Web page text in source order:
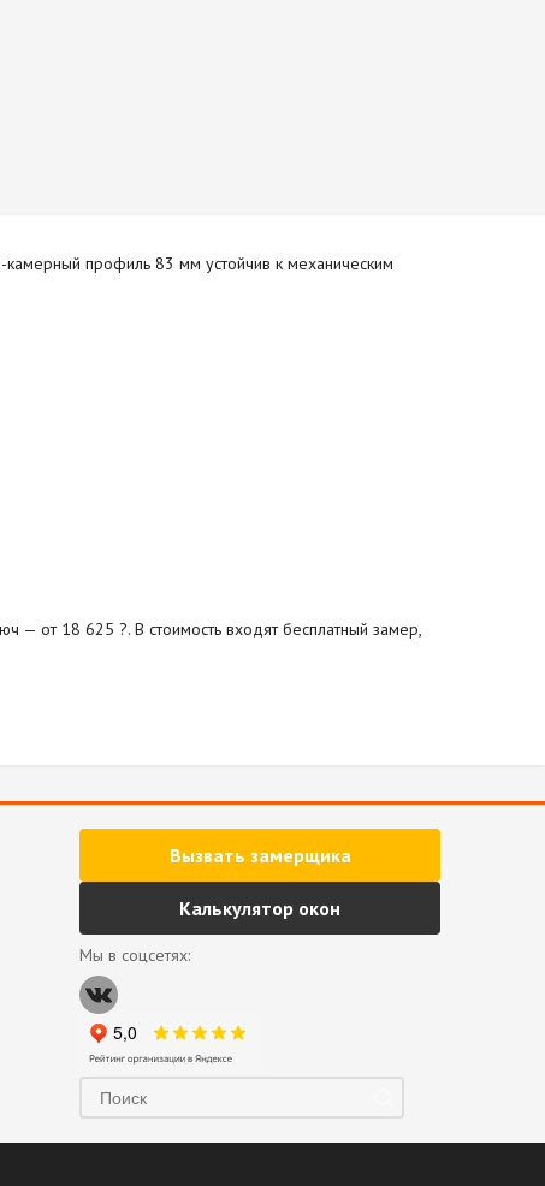
камерный профиль 83 мм устойчив к механическим
— от 18 625 ?. В стоимость входят бесплатный замер,
Вызвать замерщика
Калькулятор окон
Мы в соцсетях: